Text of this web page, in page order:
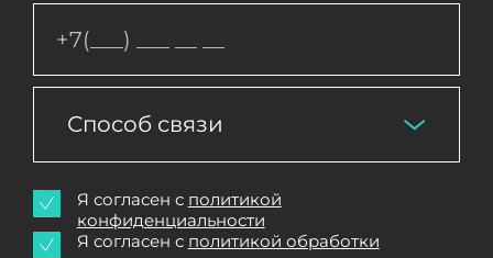
Способ связи
Я согласен с политикой
конфиденциальности
Я согласен с политикой обработки